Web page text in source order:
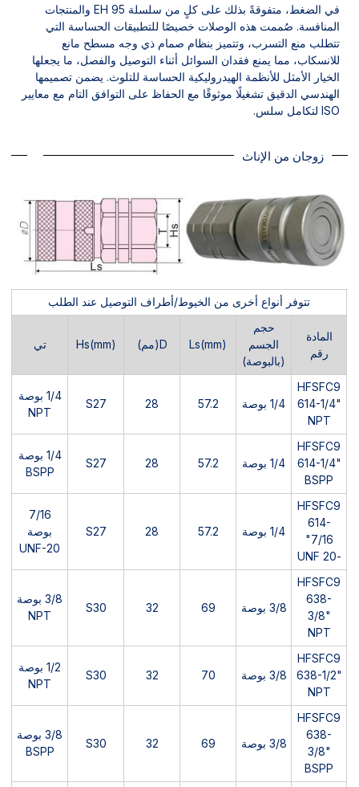
في الضغط، متفوقةً بذلك على كلٍ من سلسلة EH 95 والمنتجات
المنافسة. صُممت هذه الوصلات خصيصًا للتطبيقات الحساسة التي
تتطلب منع التسرب، وتتميز بنظام صمام ذي وجه مسطح مانع
للانسكاب، مما يمنع فقدان السوائل أثناء التوصيل والفصل، ما يجعلها
الخيار الأمثل للأنظمة الهيدروليكية الحساسة للتلوث. يضمن تصميمها
الهندسي الدقيق تشغيلًا موثوقًا مع الحفاظ على التوافق التام مع معايير
ISO لتكامل سلس.
زوجان من الإناث
تتوفر أنواع أخرى من الخيوط/أطراف التوصيل عند الطلب
المادة
رقم
حجم
الجسم
(بالبوصة)
Ls(mm) D(مم) Hs(mm) تي
HFSFC9
614-1/4"
NPT
1/4 بوصة 57.2
28
S27
1/4 بوصة
NPT
HFSFC9
614-1/4"
BSPP
1/4 بوصة 57.2
28
S27
1/4 بوصة
BSPP
HFSFC9
614-
7/16"
-20 UNF
1/4 بوصة 57.2
28
S27
7/16
بوصة
UNF-20
HFSFC9
638-
3/8"
NPT
3/8 بوصة 69
32
S30
3/8 بوصة
NPT
HFSFC9
638-1/2"
NPT
3/8 بوصة 70
32
S30
1/2 بوصة
NPT
HFSFC9
638-
3/8"
BSPP
3/8 بوصة 69
32
S30
3/8 بوصة
BSPP